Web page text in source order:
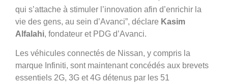
qui s’attache à stimuler l’innovation afin d’enrichir la
vie des gens, au sein d’Avanci”, déclare Kasim
Alfalahi, fondateur et PDG d’Avanci.
Les véhicules connectés de Nissan, y compris la
marque Infiniti, sont maintenant concédés aux brevets
essentiels 2G, 3G et 4G détenus par les 51